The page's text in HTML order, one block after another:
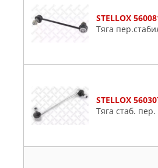
STELLOX
Тяга
STELLOX
Тяга стаб.